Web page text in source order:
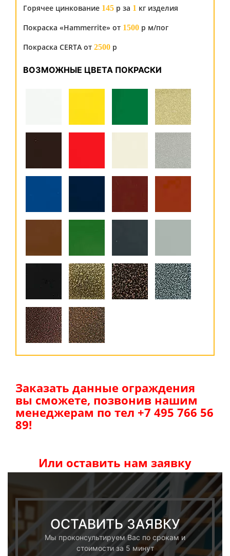
Горячее цинкование 145 р за 1 кг изделия
Покраска «Hammerrite» от 1500 р м/пог
Покраска CERTA от 2500 р
ВОЗМОЖНЫЕ ЦВЕТА ПОКРАСКИ
Заказать данные ограждения
вы сможете, позвонив нашим
менеджерам по тел +7 495 766 56
89!
Или оставить нам заявку
ОСТАВИТЬ ЗАЯВКУ
Мы проконсультируем Вас по срокам и
стоимости за 5 минут